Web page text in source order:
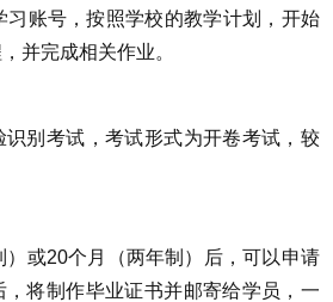
习账号，按照学校的教学计划，开始
并完成相关作业。
别考试，考试形式为开卷考试，较
或20个月（两年制）后，可以申请
将制作毕业证书并邮寄给学员，一